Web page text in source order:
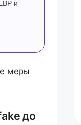
и
меры
до